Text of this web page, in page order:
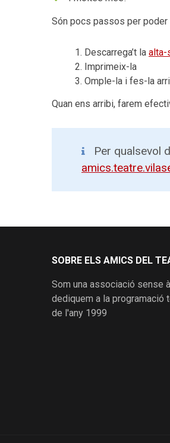
Són pocs passos per poder
Descarrega’t la alta-
Imprimeix-la
Omple-la i fes-la
Quan ens arribi, farem
Per qualsevol
SOBRE ELS AMICS DEL
Som una associació sense
dediquem a la programació
de l'any 1999